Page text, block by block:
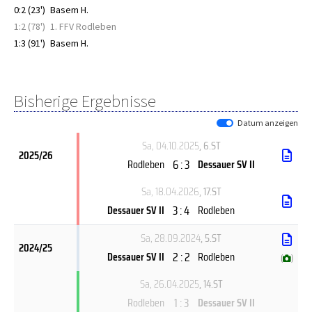
0:2 (23') Basem H.
1:2 (78') 1. FFV Rodleben
1:3 (91') Basem H.
Bisherige Ergebnisse
Datum anzeigen
2025/26
Sa, 04.10.2025, 6.ST
Rodleben 6 : 3 Dessauer SV II
Sa, 18.04.2026, 17.ST
Dessauer SV II 3 : 4 Rodleben
2024/25
Sa, 28.09.2024, 5.ST
Dessauer SV II 2 : 2 Rodleben ( )
Sa, 26.04.2025, 14.ST
Rodleben 1 : 3 Dessauer SV II